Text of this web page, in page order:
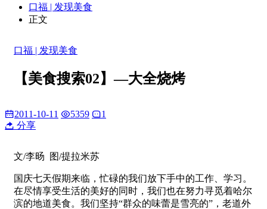
口福 | 发现美食
正文
口福 | 发现美食
【美食搜索02】—大全烧烤
2011-10-11 5359
1
分享
文/李旸 图/提拉米苏
国庆七天假期来临，忙碌的我们放下手中的工作、学习。
在尽情享受生活的美好的同时，我们也在努力寻觅着哈尔
滨的地道美食。我们坚持“群众的味蕾是雪亮的”，老道外